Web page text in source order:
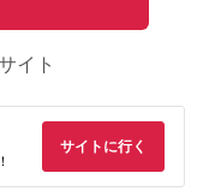
イト
サイトに行く